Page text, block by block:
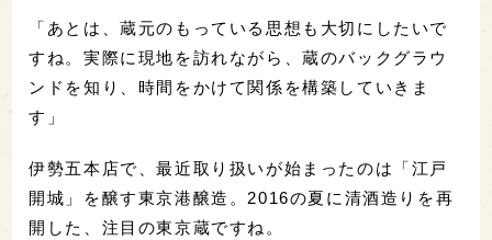
「あとは、蔵元のもっている思想も大切にしたいで
すね。実際に現地を訪れながら、蔵のバックグラウ
ンドを知り、時間をかけて関係を構築していきま
す」
伊勢五本店で、最近取り扱いが始まったのは「江戸
開城」を醸す東京港醸造。2016の夏に清酒造りを再
開した、注目の東京蔵ですね。